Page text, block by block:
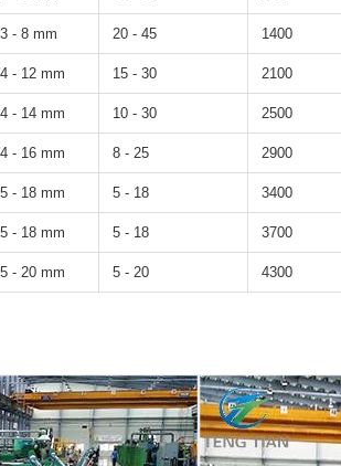
3 - 8 mm 20 - 45 1400
4 - 12 mm 15 - 30 2100
4 - 14 mm 10 - 30 2500
4 - 16 mm 8 - 25 2900
5 - 18 mm 5 - 18 3400
5 - 18 mm 5 - 18 3700
5 - 20 mm 5 - 20 4300